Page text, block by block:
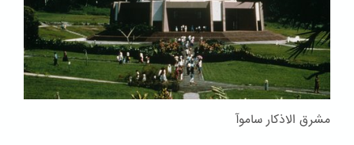
مشرق الاذکار ساموآ